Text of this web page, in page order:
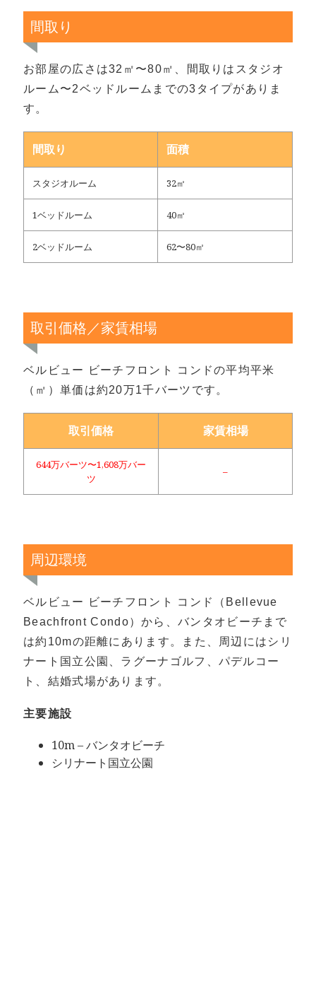
間取り
お部屋の広さは32㎡〜80㎡、間取りはスタジオ
ルーム〜2ベッドルームまでの3タイプがありま
す。
間取り 面積
スタジオルーム 32㎡
1ベッドルーム 40㎡
2ベッドルーム 62〜80㎡
取引価格／家賃相場
ベルビュー ビーチフロント コンドの平均平米
（㎡）単価は約20万1千バーツです。
取引価格 家賃相場
644万バーツ〜1,608万バー
ツ
–
周辺環境
ベルビュー ビーチフロント コンド（Bellevue
Beachfront Condo）から、バンタオビーチまで
は約10mの距離にあります。また、周辺にはシリ
ナート国立公園、ラグーナゴルフ、パデルコー
ト、結婚式場があります。
主要施設
10m – バンタオビーチ
シリナート国立公園